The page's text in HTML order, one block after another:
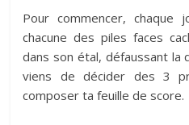
Pour commencer,
chacune des piles faces
dans son étal, défaussant la
viens de décider des 3
composer ta feuille de score.